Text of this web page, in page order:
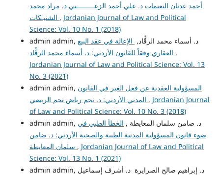
أحمد عدنان النعيمات د. علي أحمد الزعـــــــــبي د. مراد محمد
, Jordanian Journal of Law and Political
Science: Vol. 10 No. 1 (2018)
admin admin, د. أسماء محمد الرقًّاد, الإعالة في عقد البيع
,
Jordanian Journal of Law and Political Science: Vol. 13
No. 3 (2021)
admin admin, المسؤولية العقدية عن فعل الغير في القانون
, Jordanian Journal
of Law and Political Science: Vol. 10 No. 3 (2018)
admin admin, د. ضامن سلمان المعايطة , الخطأ الطبي في
ضوء قانون المسؤولية المدنية الطبية والصحية الأردني: د. ضامن
, Jordanian Journal of Law and Political
Science: Vol. 13 No. 1 (2021)
admin admin, د. إبراهيم صالح الصرايرة د. أشرف إسماعيل